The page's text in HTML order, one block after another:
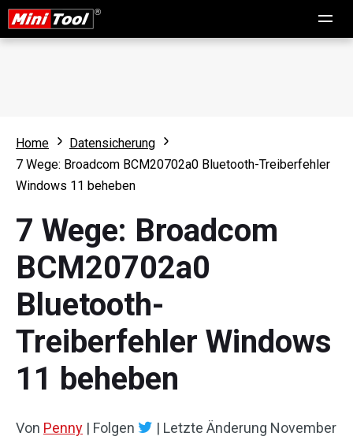
Home
Datensicherung
7 Wege: Broadcom BCM20702a0 Bluetooth-Treiberfehler
Windows 11 beheben
7 Wege: Broadcom
BCM20702a0
Bluetooth-
Treiberfehler Windows
11 beheben
Von Penny | Folgen | Letzte Änderung November